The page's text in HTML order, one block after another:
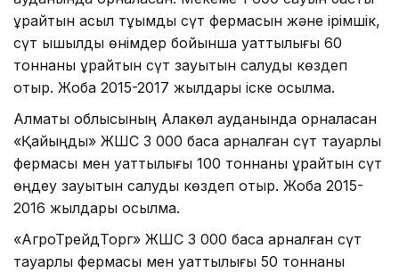
құрайтын асыл тұқымды сүт фермасын және ірімшік,
сүт қышқылды өнімдер бойынша қуаттылығы 60
тоннаны құрайтын сүт зауытын салуды көздеп
отыр. Жоба 2015-2017 жылдары іске қосылмақ.
Алматы облысының Алакөл ауданында орналасқан
«Қайыңды» ЖШС 3 000 басқа арналған сүт тауарлы
фермасы мен қуаттылығы 100 тоннаны құрайтын сүт
өңдеу зауытын салуды көздеп отыр. Жоба 2015-
2016 жылдары қосылмақ.
«АгроТрейдТорг» ЖШС 3 000 басқа арналған сүт
тауарлы фермасы мен қуаттылығы 50 тоннаны